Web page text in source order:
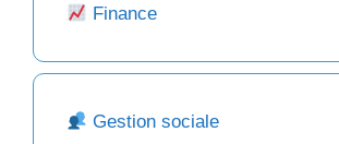
Finance
Gestion sociale